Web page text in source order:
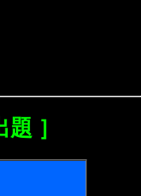
］